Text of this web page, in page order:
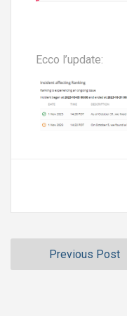
Ecco l’update:
Previous Post